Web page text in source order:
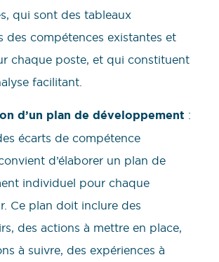
qui sont des tableaux
des compétences existantes et
chaque poste, et qui constituent
facilitant.
d’un plan de développement :
écarts de compétence
d’élaborer un plan de
individuel pour chaque
Ce plan doit inclure des
des actions à mettre en place,
à suivre, des expériences à